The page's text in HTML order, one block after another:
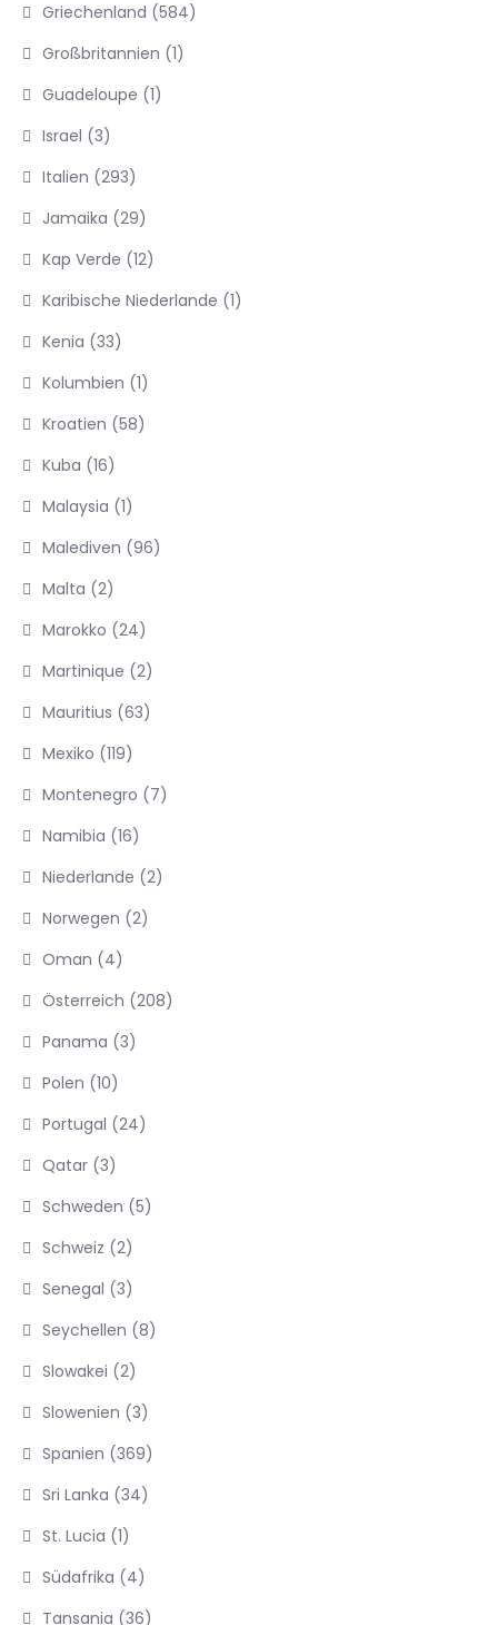
Griechenland (584)
Großbritannien (1)
Guadeloupe (1)
Israel (3)
Italien (293)
Jamaika (29)
Kap Verde (12)
Karibische Niederlande (1)
Kenia (33)
Kolumbien (1)
Kroatien (58)
Kuba (16)
Malaysia (1)
Malediven (96)
Malta (2)
Marokko (24)
Martinique (2)
Mauritius (63)
Mexiko (119)
Montenegro (7)
Namibia (16)
Niederlande (2)
Norwegen (2)
Oman (4)
Österreich (208)
Panama (3)
Polen (10)
Portugal (24)
Qatar (3)
Schweden (5)
Schweiz (2)
Senegal (3)
Seychellen (8)
Slowakei (2)
Slowenien (3)
Spanien (369)
Sri Lanka (34)
St. Lucia (1)
Südafrika (4)
Tansania (36)